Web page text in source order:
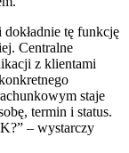
dokładnie tę funkcję
Centralne
z klientami
staje
termin i status.
– wystarczy